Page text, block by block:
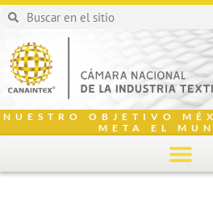
NUESTRO OBJETIVO
META EL